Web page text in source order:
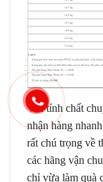
12.5 kg
13.0 kg
13.5 kg
14.0 kg
14.5 kg
15.0 kg
Lưu ý:
Bảng giá trên chưa bao gồm PPXD và phụ phí khác. (Áp dụng
Bảng giá cập nhật tại thời điểm hiện tại (có thể thay đổi phục
Phụ phí hàng Thực Phẩm 5$ / 1 AWB
Phụ phí hàng Thực Phẩm 5$ / 1 AWB.
Tỷ giá áp dụng:23.260
Với tính chất
nhận hàng
rất chú trọng về
các hãng vận
chỉ vừa làm quà